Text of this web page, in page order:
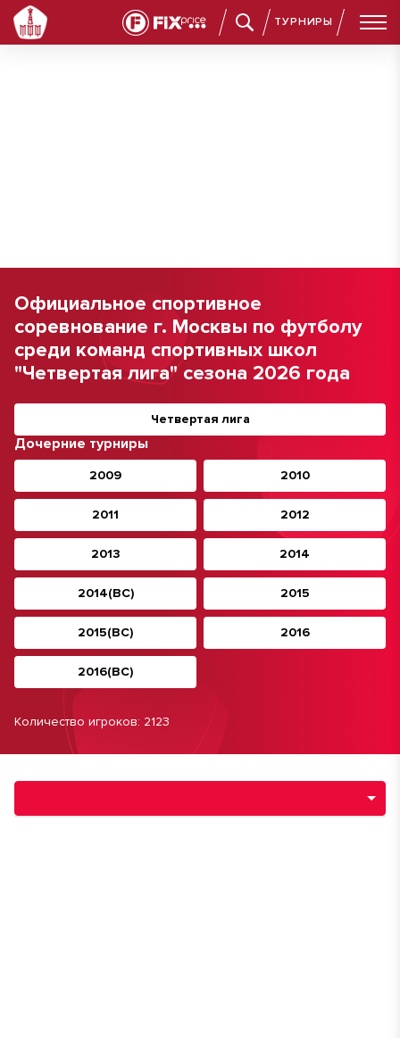
ТУРНИРЫ
Официальное спортивное
соревнование г. Москвы по футболу
среди команд спортивных школ
"Четвертая лига" сезона 2026 года
Четвертая лига
Дочерние турниры
2009 2010
2011 2012
2013 2014
2014(ВС) 2015
2015(ВС) 2016
2016(ВС)
Количество игроков: 2123
Навигация по разделам турнира